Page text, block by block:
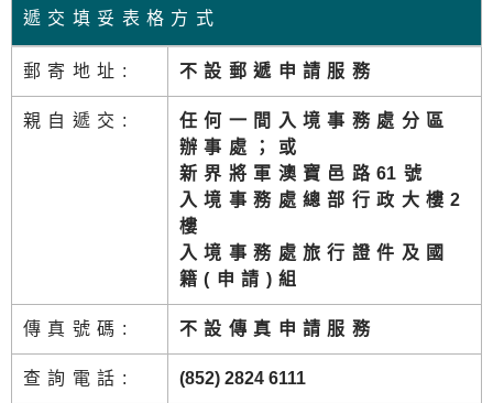
遞交填妥表格方式
郵寄地址: 不設郵遞申請服務
親自遞交:
任何一間入境事務處分區
辦事處；或
新界將軍澳寶邑路61號
入境事務處總部行政大樓2
樓
入境事務處旅行證件及國
籍(申請)組
傳真號碼: 不設傳真申請服務
查詢電話: (852) 2824 6111